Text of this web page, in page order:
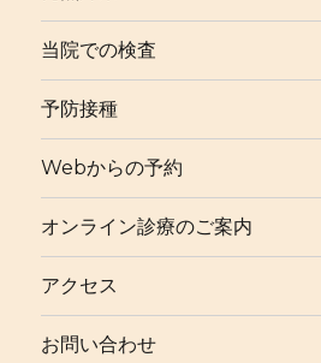
当院での検査
予防接種
Webからの予約
オンライン診療のご案内
アクセス
お問い合わせ